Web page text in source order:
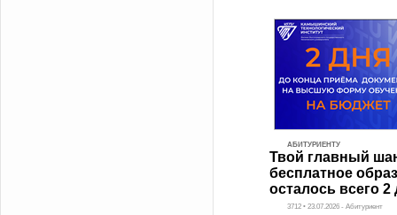
АБИТУРИЕНТУ
Твой главный
бесплатное
осталось всего 2
3712 • 23.07.2026 - Абитуриент